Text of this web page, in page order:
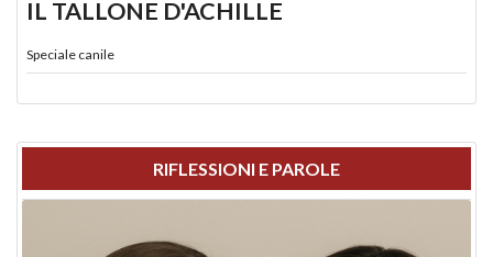
IL TALLONE D'ACHILLE
Speciale canile
RIFLESSIONI E PAROLE